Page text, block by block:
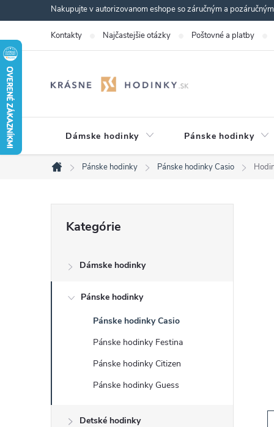
na
obsah
Nakupujte v autorizovanom eshope so záručným a
Kontakty Najčastejšie otázky Poštovné a platby
Dámske hodinky Pánske hodinky
Domov
Pánske hodinky Pánske hodinky Casio
č
a
kategórie
Kategórie
Dámske hodinky
Pánske hodinky
Pánske hodinky Casio
Pánske hodinky Festina
Pánske hodinky Citizen
Pánske hodinky Guess
Detské hodinky